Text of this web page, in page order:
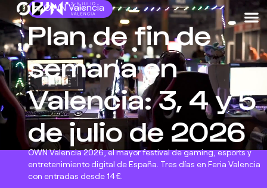
OWN Valencia
Plan de fin de
semana en
Valencia: 3, 4 y 5
de julio de 2026
OWN Valencia 2026, el mayor festival de gaming, esports y
entretenimiento digital de España. Tres días en Feria Valencia
con entradas desde 14€.